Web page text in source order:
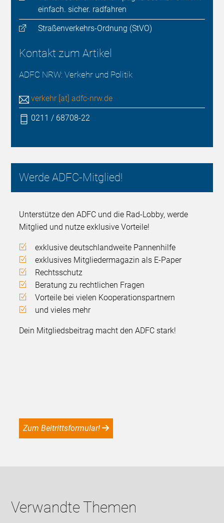
einfach. sicher. radfahren
Straßenverkehrs-Ordnung (StVO)
Kontakt zum Artikel
ADFC NRW: Verkehr und Politik
verkehr [at] adfc-nrw.de
0211 / 68708-22
Werde ADFC-Mitglied!
Unterstütze den ADFC und die Rad-Lobby, werde
Mitglied und nutze exklusive Vorteile!
exklusive deutschlandweite Pannenhilfe
exklusives Mitgliedermagazin als E-Paper
Rechtsschutz
Beratung zu rechtlichen Fragen
Vorteile bei vielen Kooperationspartnern
und vieles mehr
Dein Mitgliedsbeitrag macht den ADFC stark!
Zum Beitrittsformular!
Verwandte Themen